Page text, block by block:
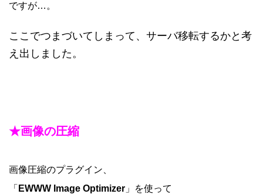
ですが…。
ここでつまづいてしまって、サーバ移転するかと考
え出しました。
★画像の圧縮
画像圧縮のプラグイン、
「 EWWW Image Optimizer 」を使って